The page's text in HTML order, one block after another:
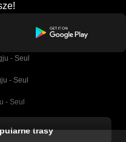
- Seul
- Seul
- Seul
trasy